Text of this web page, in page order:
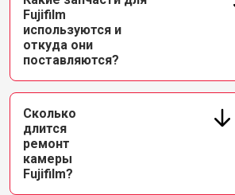
Fujifilm
используются и
откуда они
поставляются?
Сколько
длится
ремонт
камеры
Fujifilm?